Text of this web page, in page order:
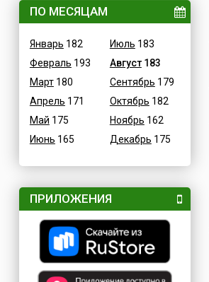
ПО МЕСЯЦАМ
Январь 182
Февраль 193
Март180
Апрель 171
Май 175
Июнь 165
Июль 183
Август183
Сентябрь 179
Октябрь 182
Ноябрь 162
Декабрь 175
ПРИЛОЖЕНИЯ